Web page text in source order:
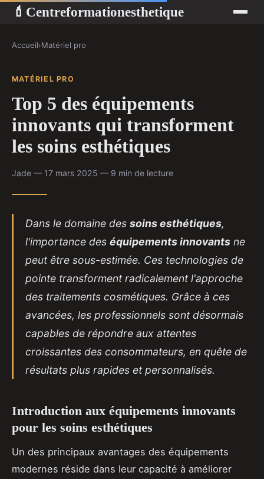
💄 Centreformationesthetique
Accueil›Matériel pro
MATÉRIEL PRO
Top 5 des équipements
innovants qui transforment
les soins esthétiques
Jade — 17 mars 2025 — 9 min de lecture
Dans le domaine des soins esthétiques,
l'importance des équipements innovants ne
peut être sous-estimée. Ces technologies de
pointe transforment radicalement l'approche
des traitements cosmétiques. Grâce à ces
avancées, les professionnels sont désormais
capables de répondre aux attentes
croissantes des consommateurs, en quête de
résultats plus rapides et personnalisés.
Introduction aux équipements innovants
pour les soins esthétiques
Un des principaux avantages des équipements
modernes réside dans leur capacité à améliorer